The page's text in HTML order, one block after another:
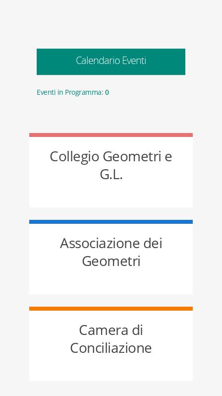
Calendario Eventi
Eventi in Programma: 0
Collegio Geometri e
G.L.
Associazione dei
Geometri
Camera di
Conciliazione